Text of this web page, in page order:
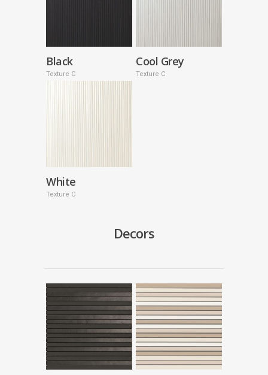
Black
Texture C
Cool Grey
Texture C
White
Texture C
Decors